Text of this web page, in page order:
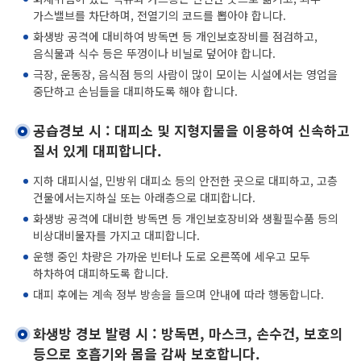
가스밸브를 차단하며, 전열기의 코드를 뽑아야 합니다.
화생방 공격에 대비하여 방독면 등 개인보호장비를 점검하고,
음식물과 식수 등은 뚜껑이나 비닐로 덮어야 합니다.
극장, 운동장, 음식점 등의 사람이 많이 모이는 시설에서는 영업을
중단하고 손님들을 대피하도록 해야 합니다.
공습경보 시 : 대피소 및 지형지물을 이용하여 신속하고
질서 있게 대피합니다.
지하 대피시설, 민방위 대피소 등의 안전한 곳으로 대피하고, 고층
건물에서는지하실 또는 아래층으로 대피합니다.
화생방 공격에 대비한 방독면 등 개인보호장비와 생활필수품 등의
비상대비물자를 가지고 대피합니다.
운행 중인 차량은 가까운 빈터나 도로 오른쪽에 세우고 모두
하차하여 대피하도록 합니다.
대피 후에는 계속 정부 방송을 들으며 안내에 따라 행동합니다.
화생방 경보 발령 시 : 방독면, 마스크, 손수건, 보호의
등으로 호흡기와 몸을 감싸 보호합니다.